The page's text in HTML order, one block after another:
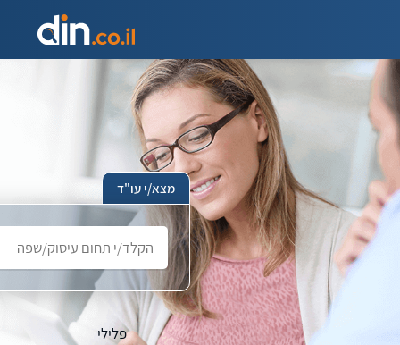
מצא/י עו"ד
חפש
עורך
דין
פלילי